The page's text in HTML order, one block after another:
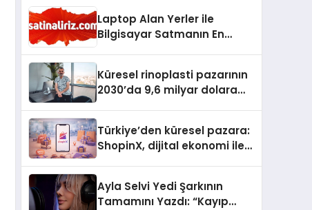
Laptop Alan Yerler ile
Bilgisayar Satmanın En
Küresel rinoplasti pazarının
2030’da 9,6 milyar dolara
Türkiye’den küresel pazara:
ShopinX, dijital ekonomi ile
Ayla Selvi Yedi Şarkının
Tamamını Yazdı: “Kayıp